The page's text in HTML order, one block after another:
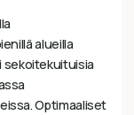
alueilla
Optimaaliset